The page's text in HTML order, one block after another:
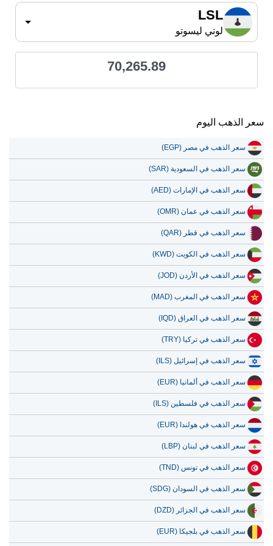
LSL
لوتي ليسوتو
70,265.89
سعر الذهب اليوم
سعر الذهب في مصر (EGP)
سعر الذهب في السعودية (SAR)
سعر الذهب في الإمارات (AED)
سعر الذهب في عمان (OMR)
سعر الذهب في قطر (QAR)
سعر الذهب في الكويت (KWD)
سعر الذهب في الأردن (JOD)
سعر الذهب في المغرب (MAD)
سعر الذهب في العراق (IQD)
سعر الذهب في تركيا (TRY)
سعر الذهب في إسرائيل (ILS)
سعر الذهب في ألمانيا (EUR)
سعر الذهب في فلسطين (ILS)
سعر الذهب في هولندا (EUR)
سعر الذهب في لبنان (LBP)
سعر الذهب في تونس (TND)
سعر الذهب في السودان (SDG)
سعر الذهب في الجزائر (DZD)
سعر الذهب في بلجيكا (EUR)